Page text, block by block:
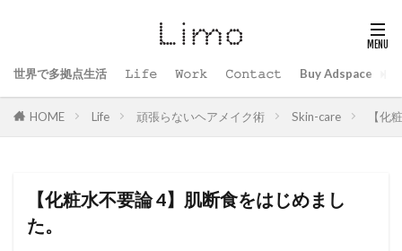
世界で多拠点生活 𝙻𝚒𝚏𝚎 𝚆𝚘𝚛𝚔 𝙲𝚘𝚗𝚝𝚊𝚌𝚝 Buy Adspace
HOME Life 頑張らないヘアメイク術 Skin-care 【化
【化粧水不要論 4】肌断食をはじめまし
た。